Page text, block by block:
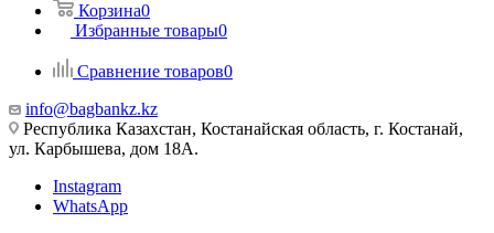
Корзина0
Избранные товары0
Сравнение товаров0
info@bagbankz.kz
Республика Казахстан, Костанайская область, г. Костанай,
ул. Карбышева, дом 18А.
Instagram
WhatsApp